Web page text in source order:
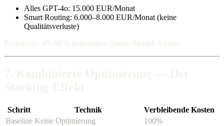
Alles GPT-4o: 15.000 EUR/Monat
Smart Routing: 6.000–8.000 EUR/Monat (keine
Qualitätsverluste)
Schritt Technik
Verbleibende Kosten
Baseline Keine Optimierung
100%